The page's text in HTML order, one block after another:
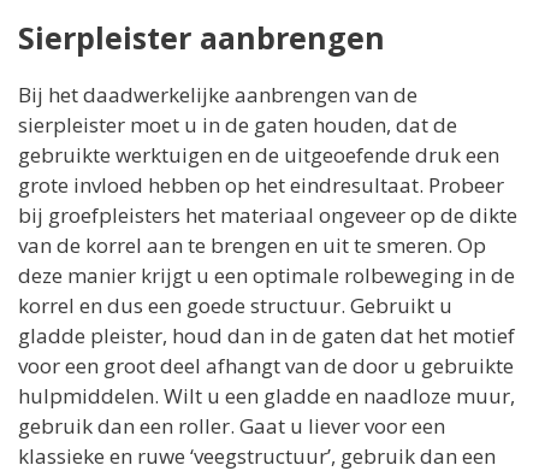
Sierpleister aanbrengen
Bij het daadwerkelijke aanbrengen van de
sierpleister moet u in de gaten houden, dat de
gebruikte werktuigen en de uitgeoefende druk een
grote invloed hebben op het eindresultaat. Probeer
bij groefpleisters het materiaal ongeveer op de dikte
van de korrel aan te brengen en uit te smeren. Op
deze manier krijgt u een optimale rolbeweging in de
korrel en dus een goede structuur. Gebruikt u
gladde pleister, houd dan in de gaten dat het motief
voor een groot deel afhangt van de door u gebruikte
hulpmiddelen. Wilt u een gladde en naadloze muur,
gebruik dan een roller. Gaat u liever voor een
klassieke en ruwe ‘veegstructuur’, gebruik dan een